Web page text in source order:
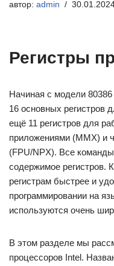
автор: admin
Регистры
Начиная с модели
16 основных регистров
ещё 11 регистров для
приложениями (MMX) и
(FPU/NPX). Все
содержимое регистров.
регистрам быстрее и
программировании на
используются очень
В этом разделе мы
процессоров Intel.